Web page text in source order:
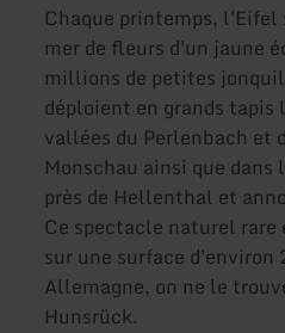
Chaque printemps, l'Eifel
mer de fleurs d'un jaune
millions de petites
déploient en grands tapis
vallées du Perlenbach et
Monschau ainsi que
près de Hellenthal et
Ce spectacle naturel rare
sur une surface d'environ
Allemagne, on ne le
Hunsrück.